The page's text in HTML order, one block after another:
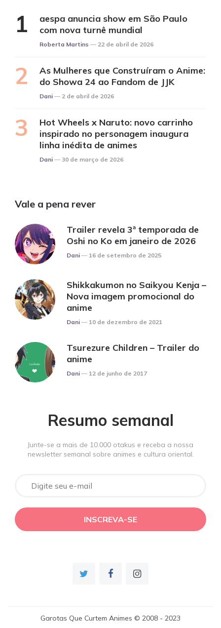
aespa anuncia show em São Paulo
com nova turnê mundial
Posted
Roberta Martins 22 de abril de 2026
As Mulheres que Construíram o Anime:
do Showa 24 ao Fandom de JJK
Posted
Dani 2 de abril de 2026
Hot Wheels x Naruto: novo carrinho
inspirado no personagem inaugura
linha inédita de animes
Posted
Dani 30 de março de 2026
Vale a pena rever
Trailer revela 3ª temporada de
Oshi no Ko em janeiro de 2026
Posted
Dani 16 de setembro de 2025
Shikkakumon no Saikyou Kenja –
Nova imagem promocional do
anime
Posted
Dani 10 de dezembro de 2021
Tsurezure Children – Trailer do
anime
Posted
Dani 12 de junho de 2017
Resumo semanal
Junte-se a mais de 10.000 otakus e receba a nossa
newsletter semanal sobre animes e cultura oriental.
Garotas Que Curtem Animes © 2008 - 2023